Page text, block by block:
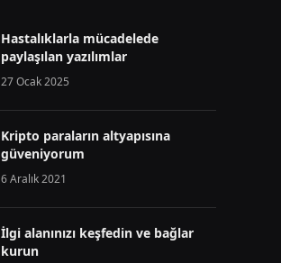
Hastalıklarla mücadelede
paylaşılan yazılımlar
27 Ocak 2025
Kripto paraların altyapısına
güveniyorum
6 Aralık 2021
İlgi alanınızı keşfedin ve bağlar
kurun